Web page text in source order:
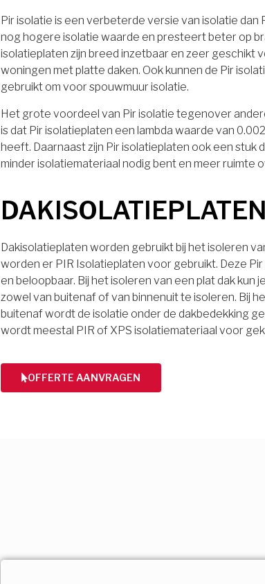
Pir isolatie is een verbeterde versie van isolatie dan
nog hogere isolatie waarde en presteert beter op
isolatieplaten zijn breed inzetbaar en zeer geschikt
woningen met platte daken. Ook kunnen de Pir
gebruikt om voor spouwmuur isolatie.
Het grote voordeel van Pir isolatie tegenover
is dat Pir isolatieplaten een lambda waarde van
heeft. Daarnaast zijn Pir isolatieplaten ook een stuk
minder isolatiemateriaal nodig bent en meer ruimte
DAKISOLATIEPLATEN
Dakisolatieplaten worden gebruikt bij het isoleren
worden er PIR Isolatieplaten voor gebruikt. Deze
en beloopbaar. Bij het isoleren van een plat dak kun
zowel van buitenaf of van binnenuit te isoleren. Bij
buitenaf wordt de isolatie onder de dakbedekking
wordt meestal PIR of XPS isolatiemateriaal voor
OFFERTE AANVRAGEN